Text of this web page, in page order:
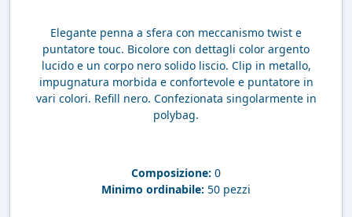
Elegante penna a sfera con meccanismo twist e
puntatore touc. Bicolore con dettagli color argento
lucido e un corpo nero solido liscio. Clip in metallo,
impugnatura morbida e confortevole e puntatore in
vari colori. Refill nero. Confezionata singolarmente in
polybag.
Composizione: 0
Minimo ordinabile: 50 pezzi